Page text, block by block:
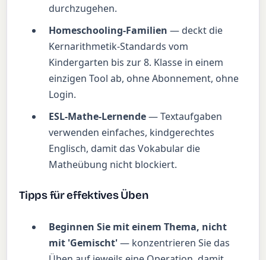
durchzugehen.
Homeschooling-Familien — deckt die
Kernarithmetik-Standards vom
Kindergarten bis zur 8. Klasse in einem
einzigen Tool ab, ohne Abonnement, ohne
Login.
ESL-Mathe-Lernende— Textaufgaben
verwenden einfaches, kindgerechtes
Englisch, damit das Vokabular die
Matheübung nicht blockiert.
Tipps für effektives Üben
Beginnen Sie mit einem Thema, nicht
mit 'Gemischt'— konzentrieren Sie das